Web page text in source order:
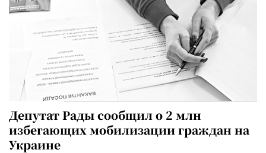
Депутат Рады сообщил о 2 млн
избегающих мобилизации граждан на
Украине